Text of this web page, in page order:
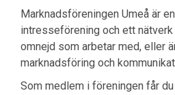
Marknadsföreningen Umeå är
intresseförening och ett
omnejd som arbetar med, eller
marknadsföring och
Som medlem i föreningen får